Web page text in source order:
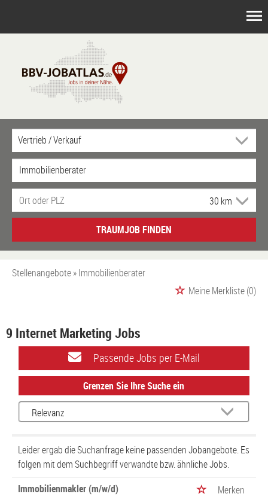
TRAUMJOB FINDEN
Stellenangebote Immobilienberater
Meine Merkliste(0)
9 Internet Marketing Jobs
Passende Jobs per E-Mail
Grenzen Sie Ihre Suche ein
Leider ergab die Suchanfrage keine passenden Jobangebote. Es
folgen mit dem Suchbegriff verwandte bzw. ähnliche Jobs.
Immobilienmakler (m/w/d)
Merken